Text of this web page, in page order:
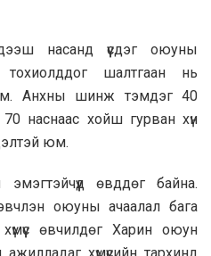
насанд үүсдэг оюуны
шалтгаан нь
Анхны шинж тэмдэг 40
наснаас хойш гурван хүн
юм.
эмэгтэйчүүд өвддөг байна.
оюуны ачаалал бага
өвчилдөг Харин оюун